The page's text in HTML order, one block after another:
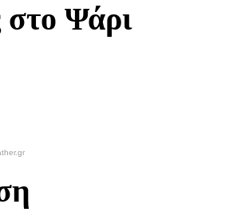
στο Ψάρι